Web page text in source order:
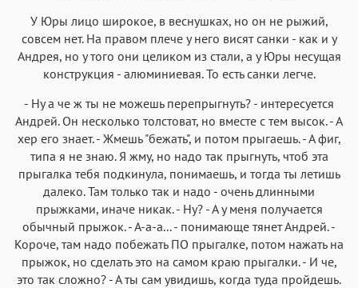
У Юры лицо широкое, в веснушках, но он не рыжий,
совсем нет. Hа правом плече у него висят санки - как и у
Андрея, но у того они целиком из стали, а у Юры несущая
конструкция - алюминиевая. То есть санки легче.
- Hу а че ж ты не можешь перепрыгнуть? - интересуется
Андрей. Он несколько толстоват, но вместе с тем высок. - А
хер его знает. - Жмешь "бежать", и потом прыгаешь. - А фиг,
типа я не знаю. Я жму, но надо так прыгнуть, чтоб эта
прыгалка тебя подкинула, понимаешь, и тогда ты летишь
далеко. Там только так и надо - очень длинными
прыжками, иначе никак. - Hу? - А у меня получается
обычный прыжок. - А-а-а... - понимающе тянет Андрей. -
Короче, там надо побежать ПО прыгалке, потом нажать на
прыжок, но сделать это на самом краю прыгалки. - И че,
это так сложно? - А ты сам увидишь, когда туда пройдешь.